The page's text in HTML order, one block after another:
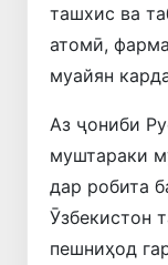
ташхис ва
атомӣ,
муайян
Аз ҷониби
муштараки
дар робита
Ӯзбекистон
пешниҳод